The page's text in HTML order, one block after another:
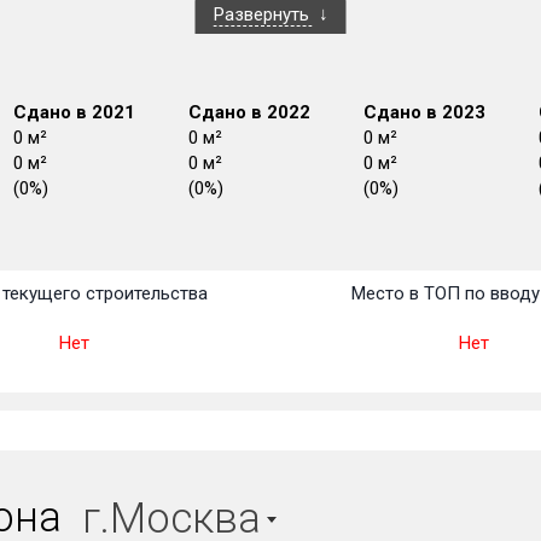
Развернуть
Сдано в 2021
0 м²
0 м²
(0%)
Сдано в 2022
0 м²
0 м²
(0%)
Сдано в 2023
0 м²
0 м²
(0%)
строительства
Нет
Место в ТОП по
Нет
г.Москва